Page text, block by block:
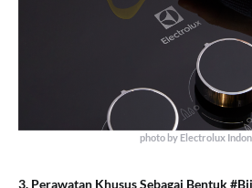
photo by Electrolux
3. Perawatan Khusus Sebagai Bentuk